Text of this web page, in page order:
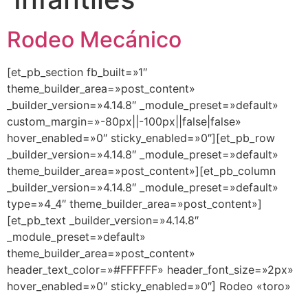
Rodeo Mecánico
[et_pb_section fb_built=»1″
theme_builder_area=»post_content»
_builder_version=»4.14.8″ _module_preset=»default»
custom_margin=»-80px||-100px||false|false»
hover_enabled=»0″ sticky_enabled=»0″][et_pb_row
_builder_version=»4.14.8″ _module_preset=»default»
theme_builder_area=»post_content»][et_pb_column
_builder_version=»4.14.8″ _module_preset=»default»
type=»4_4″ theme_builder_area=»post_content»]
[et_pb_text _builder_version=»4.14.8″
_module_preset=»default»
theme_builder_area=»post_content»
header_text_color=»#FFFFFF» header_font_size=»2px»
hover_enabled=»0″ sticky_enabled=»0″] Rodeo «toro»